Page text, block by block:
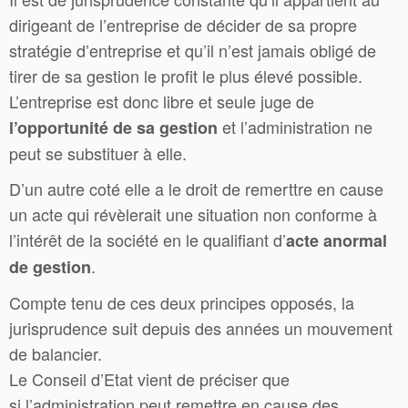
dirigeant de l’entreprise de décider de sa propre
stratégie d’entreprise et qu’il n’est jamais obligé de
tirer de sa gestion le profit le plus élevé possible.
L’entreprise est donc libre et seule juge de
l’opportunitéde sa gestion et l’administration ne
peut se substituer à elle.
D’un autre coté elle a le droit de remerttre en cause
un acte qui révèlerait une situation non conforme à
l’intérêt de la société en le qualifiant d’acte anormal
de gestion.
Compte tenu de ces deux principes opposés, la
jurisprudence suit depuis des années un mouvement
de balancier.
Le Conseil d’Etat vient de préciser que